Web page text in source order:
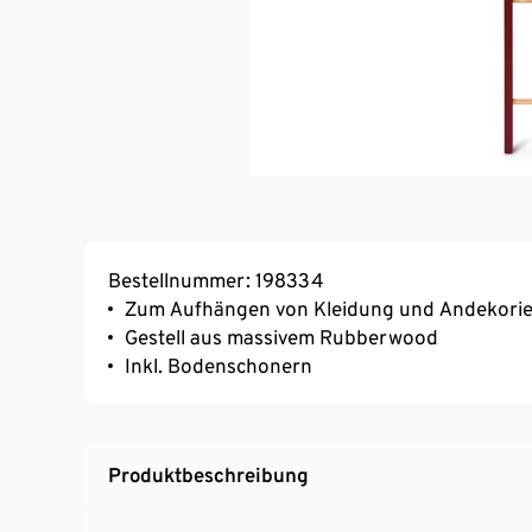
Bestellnummer: 198334
Zum Aufhängen von Kleidung und
Gestell aus massivem Rubberwood
Inkl. Bodenschonern
Produktbeschreibung